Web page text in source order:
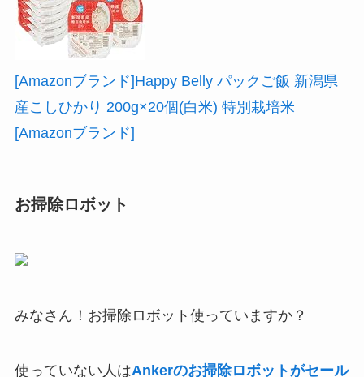
[Amazonブランド]Happy Belly パックご飯 新潟県
産こしひかり 200g×20個(白米) 特別栽培米
[Amazonブランド]
お掃除ロボット
みなさん！お掃除ロボット使っていますか？
使っていない人はAnkerのお掃除ロボットがセール